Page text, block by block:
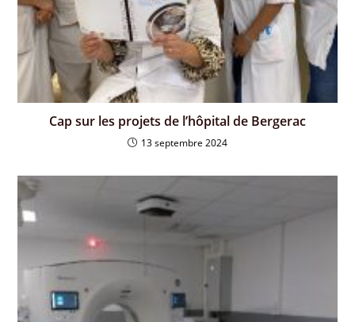
Cap sur les projets de l’hôpital de Bergerac
13 septembre 2024